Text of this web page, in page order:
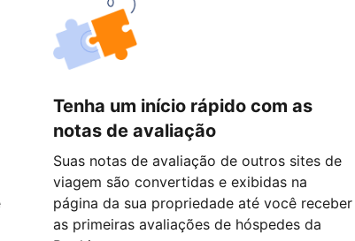
Tenha um início rápido com as
notas de avaliação
Suas notas de avaliação de outros sites de
viagem são convertidas e exibidas na
página da sua propriedade até você receber
as primeiras avaliações de hóspedes da